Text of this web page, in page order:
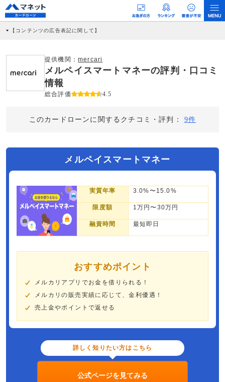
【コンテンツの広告表記に関して】
社に対して企業から紹介報酬が支払われるという収益モデルです。 ただし、特定の
商品を根拠なくPRするものではなく、当編集部の調査／ユーザーへの口コミ収集な
どに基づき、公平性を担保した情報提供を行っています。
提供機関： mercari
メルペイスマートマネーの評判・口コミ
情報
総合評価 4.5
このカードローンに関するクチコミ・評判： 9件
メルペイスマートマネー
実質年率 3.0%〜15.0%
限度額 1万円〜30万円
融資時間 最短即日
おすすめポイント
メルカリアプリでお金を借りられる！
メルカリの販売実績に応じて、金利優遇！
売上金やポイントで返せる
詳しく知りたい方はこちら
公式ページを見てみる